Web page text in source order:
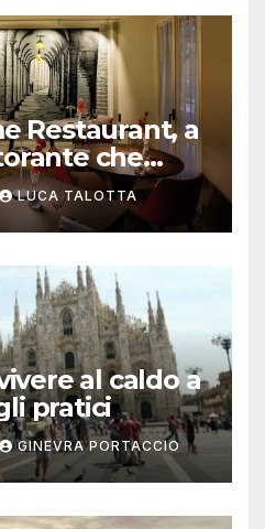
Restaurant, a
che
in
casa
LUCA TALOTTA
al caldo a
pratici
GINEVRA PORTACCIO